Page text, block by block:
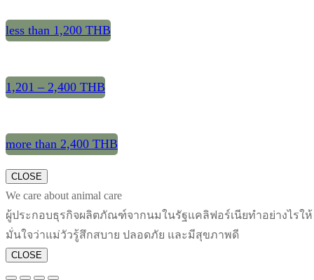
less than 1,200 THB
1,201 – 2,400 THB
more than 2,400 THB
CLOSE
We care about animal care
ผู้ประกอบธุรกิจผลิตภัณฑ์จากนมในรัฐแคลิฟอร์เนียทำอย่างไรให้
มั่นใจว่าแม่วัวรู้สึกสบาย ปลอดภัย และมีสุขภาพดี
CLOSE